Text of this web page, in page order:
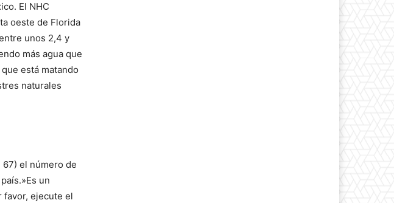
El NHC
oeste de Florida
unos 2,4 y
más agua que
está matando
naturales
67) el número de
un
favor, ejecute el